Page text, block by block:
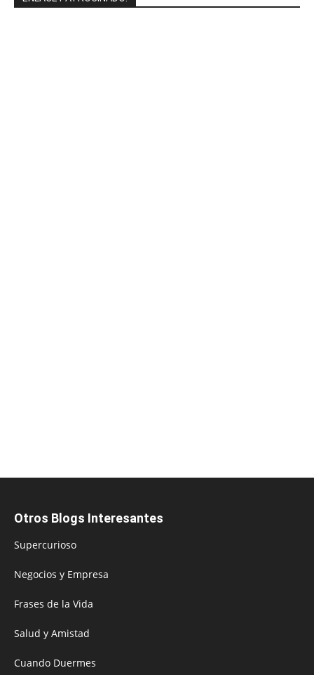
Otros Blogs Interesantes
Supercurioso
Negocios y Empresa
Frases de la Vida
Salud y Amistad
Cuando Duermes